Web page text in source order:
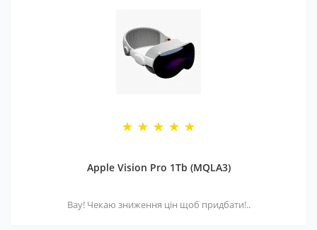
Apple Vision Pro 1Tb (MQLA3)
Вау! Чекаю зниження цін щоб придбати!..